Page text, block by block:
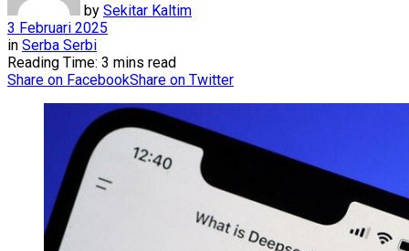
by Sekitar Kaltim
3 Februari 2025
in Serba Serbi
Reading Time: 3 mins read
Share on FacebookShare on Twitter